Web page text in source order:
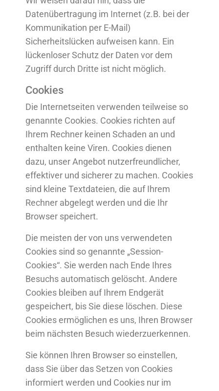
Datenübertragung im Internet (z.B. bei der
Kommunikation per E-Mail)
Sicherheitslücken aufweisen kann. Ein
lückenloser Schutz der Daten vor dem
Zugriff durch Dritte ist nicht möglich.
Cookies
Die Internetseiten verwenden teilweise so
genannte Cookies. Cookies richten auf
Ihrem Rechner keinen Schaden an und
enthalten keine Viren. Cookies dienen
dazu, unser Angebot nutzerfreundlicher,
effektiver und sicherer zu machen. Cookies
sind kleine Textdateien, die auf Ihrem
Rechner abgelegt werden und die Ihr
Browser speichert.
Die meisten der von uns verwendeten
Cookies sind so genannte „Session-
Cookies“. Sie werden nach Ende Ihres
Besuchs automatisch gelöscht. Andere
Cookies bleiben auf Ihrem Endgerät
gespeichert, bis Sie diese löschen. Diese
Cookies ermöglichen es uns, Ihren Browser
beim nächsten Besuch wiederzuerkennen.
Sie können Ihren Browser so einstellen,
dass Sie über das Setzen von Cookies
informiert werden und Cookies nur im